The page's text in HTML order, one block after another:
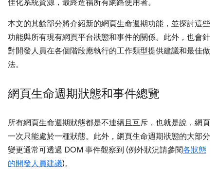
佳化系統資源，最終造福所有網路使用者。
本文的其餘部分將介紹新的網頁生命週期功能，並探討這些
功能與所有現有網頁平台狀態和事件的關係。此外，也會針
對開發人員在各個階段應執行的工作類型提供建議和最佳做
法。
網頁生命週期狀態和事件總覽
所有網頁生命週期狀態都是不連續且互斥，也就是說，網頁
一次只能處於一種狀態。此外，網頁生命週期狀態的大部分
變更通常可透過 DOM 事件觀察到 (例外狀況請參閱各狀態
的開發人員建議)。